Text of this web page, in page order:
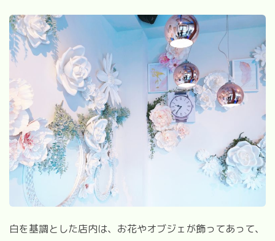
白を基調とした店内は、お花やオブジェが飾ってあって、